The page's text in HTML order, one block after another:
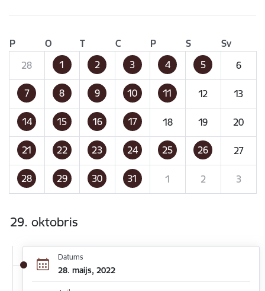
P O T C P S
Sv
28
1 2 3 4 5 6
7 8 9 10 11 12 13
14 15 16 17 18 19 20
21 22 23 24 25 26 27
28 29 30 31 1 2 3
29. oktobris
Datums
28. maijs, 2022